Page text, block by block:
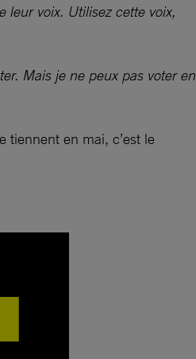
leur voix. Utilisez cette voix,
Mais je ne peux pas voter en
tiennent en mai, c’est le